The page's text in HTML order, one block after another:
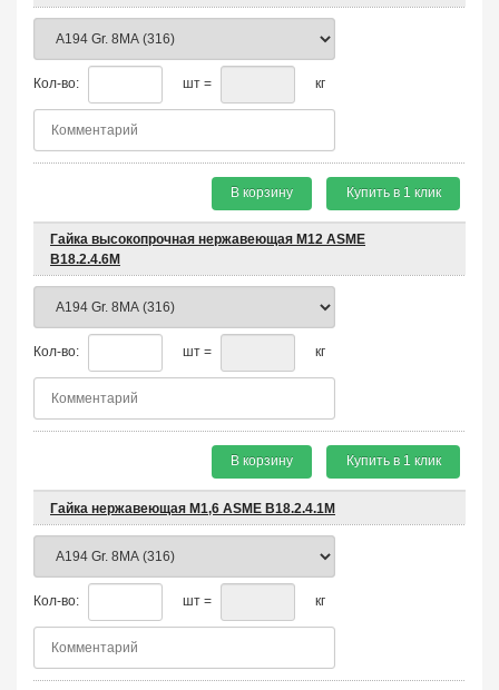
Кол-во: шт = кг
В корзину Купить в 1 клик
Гайка высокопрочная нержавеющая М12 ASME
B18.2.4.6M
Кол-во: шт = кг
В корзину Купить в 1 клик
Гайка нержавеющая М1,6 ASME B18.2.4.1M
Кол-во: шт = кг